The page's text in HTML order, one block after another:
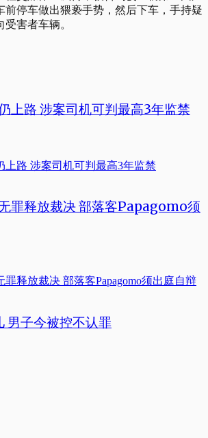
前停车做出猥亵手势，然后下车，手持疑
害者车辆。
上路 涉案司机可判最高3年监禁
罪释放裁决 部落客Papagomo须
男子今被控不认罪